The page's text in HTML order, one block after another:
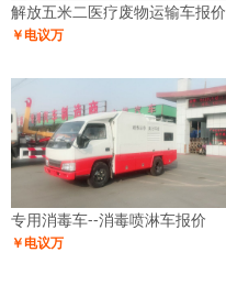
解放五米二医疗废物运输车报价
￥电议万
专用消毒车--消毒喷淋车报价
￥电议万